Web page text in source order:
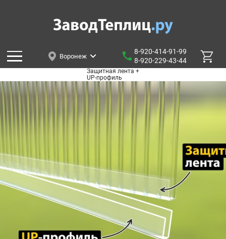
Воронеж
8-920-414-91-99
8-920-229-43-44
Защитная лента +
UP-профиль